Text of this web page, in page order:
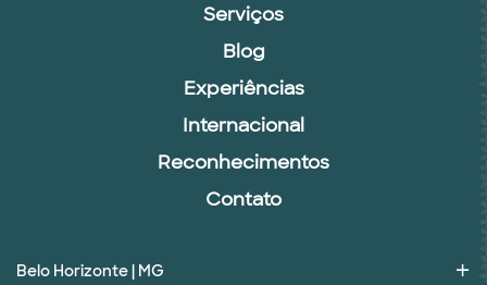
Serviços
Blog
Experiências
Internacional
Reconhecimentos
Contato
Belo Horizonte | MG